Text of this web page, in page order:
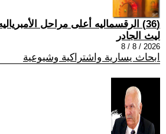
(36) الرقسماليه أعلى مراحل الأمبرياليه... ج١١
ليث الجادر
2026 / 8 / 8
ابحاث يسارية واشتراكية وشيوعية